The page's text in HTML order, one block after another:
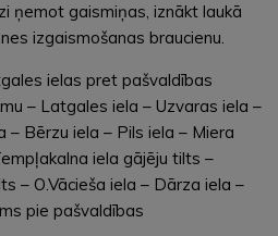
ņemot gaismiņas, iznākt laukā
izgaismošanas braucienu.
ielas pret pašvaldības
– Latgales iela – Uzvaras iela –
– Bērzu iela – Pils iela – Miera
iela gājēju tilts –
– O.Vācieša iela – Dārza iela –
pie pašvaldības